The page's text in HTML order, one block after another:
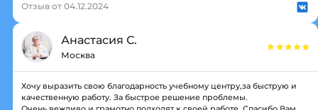
Отзыв от 04.12.2024
Анастасия С.
Москва
Хочу выразить свою благодарность учебному центру,за быструю и
качественную работу. За быстрое решение проблемы.